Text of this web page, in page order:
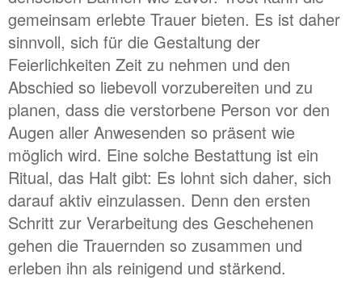
gemeinsam erlebte Trauer bieten. Es ist daher
sinnvoll, sich für die Gestaltung der
Feierlichkeiten Zeit zu nehmen und den
Abschied so liebevoll vorzubereiten und zu
planen, dass die verstorbene Person vor den
Augen aller Anwesenden so präsent wie
möglich wird. Eine solche Bestattung ist ein
Ritual, das Halt gibt: Es lohnt sich daher, sich
darauf aktiv einzulassen. Denn den ersten
Schritt zur Verarbeitung des Geschehenen
gehen die Trauernden so zusammen und
erleben ihn als reinigend und stärkend.